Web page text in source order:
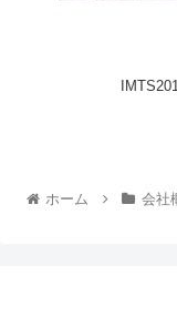
ホーム 会社